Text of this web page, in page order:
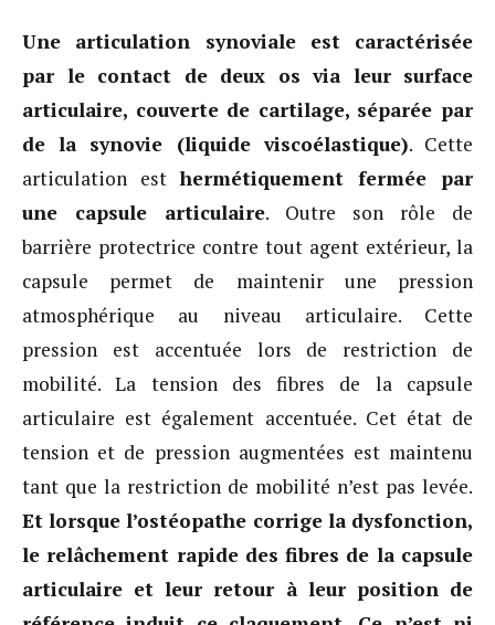
Une articulation synoviale est caractérisée
par le contact de deux os via leur surface
articulaire, couverte de cartilage, séparée par
de la synovie (liquide viscoélastique). Cette
articulation esthermétiquement fermée par
une capsule articulaire. Outre son rôle de
barrière protectrice contre tout agent extérieur, la
capsule permet de maintenir une pression
atmosphérique au niveau articulaire. Cette
pression est accentuée lors de restriction de
mobilité. La tension des fibres de la capsule
articulaire est également accentuée. Cet état de
tension et de pression augmentées est maintenu
tant que la restriction de mobilité n’est pas levée.
Et lorsque l’ostéopathe corrige la dysfonction,
le relâchement rapide des fibres de la capsule
articulaire et leur retour à leur position de